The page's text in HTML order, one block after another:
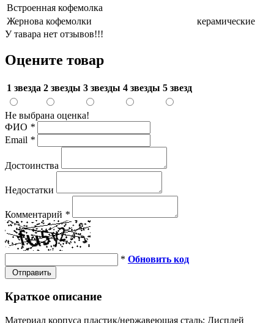
Встроенная кофемолка
Жернова кофемолки
керамические
У тавара нет отзывов!!!
Оцените товар
1 звезда 2 звезды 3 звезды 4 звезды 5 звезд
Не выбрана оценка!
ФИО *
Email *
Достоинства
Недостатки
Комментарий *
* Обновить код
Отправить
Краткое описание
Материал корпуса пластик/нержавеющая сталь; Дисплей